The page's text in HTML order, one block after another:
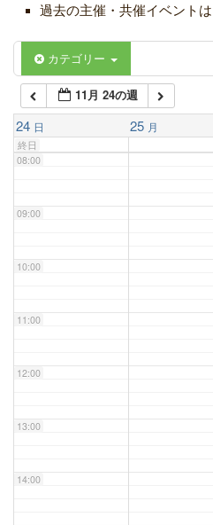
過去の主催・共催イベントは
カテゴリー
11月 24の週
24 日 25 月
終日
06:00
07:00
08:00
09:00
10:00
11:00
12:00
13:00
14:00